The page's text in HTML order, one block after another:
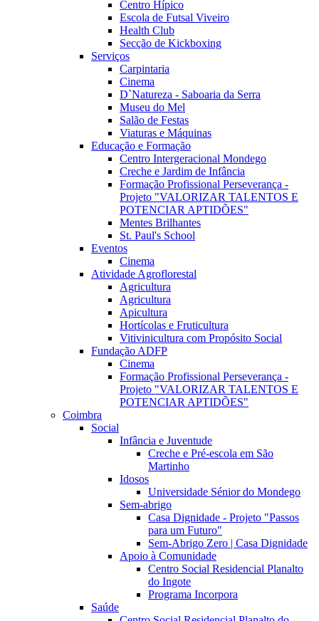
Centro Hípico
Escola de Futsal Viveiro
Health Club
Secção de Kickboxing
Serviços
Carpintaria
Cinema
D`Natureza - Saboaria da Serra
Museu do Mel
Salão de Festas
Viaturas e Máquinas
Educação e Formação
Centro Intergeracional Mondego
Creche e Jardim de Infância
Formação Profissional Perseverança -
Projeto "VALORIZAR TALENTOS E
POTENCIAR APTIDÕES"
Mentes Brilhantes
St. Paul's School
Eventos
Cinema
Atividade Agroflorestal
Agricultura
Agricultura
Apicultura
Hortícolas e Fruticultura
Vitivinicultura com Propósito Social
Fundação ADFP
Cinema
Formação Profissional Perseverança -
Projeto "VALORIZAR TALENTOS E
POTENCIAR APTIDÕES"
Coimbra
Social
Infância e Juventude
Creche e Pré-escola em São
Martinho
Idosos
Universidade Sénior do Mondego
Sem-abrigo
Casa Dignidade - Projeto "Passos
para um Futuro"
Sem-Abrigo Zero | Casa Dignidade
Apoio à Comunidade
Centro Social Residencial Planalto
do Ingote
Programa Incorpora
Saúde